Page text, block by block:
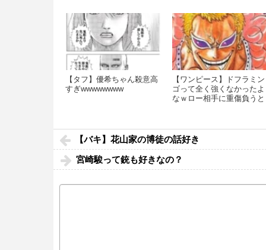
【タフ】優希ちゃん殺意高
すぎwwwwwwww
【ワンピース】ドフラミン
ゴって全く強くなかったよ
なｗロー相手に重傷負うと
【バキ】花山家の博徒の話好き
宮崎駿って銃も好きなの？